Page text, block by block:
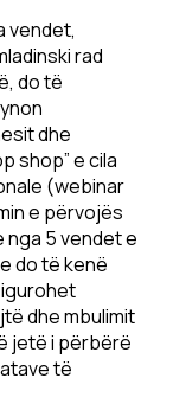
vendet,
rad
do të
dhe
shop” e cila
(webinar
e përvojës
5 vendet e
do të kenë
dhe mbulimit
jetë i përbërë
të